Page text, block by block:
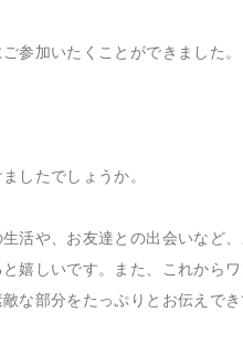
参加いたくことができました。
したでしょうか。
活や、お友達との出会いなど
嬉しいです。また、これから
な部分をたっぷりとお伝えで